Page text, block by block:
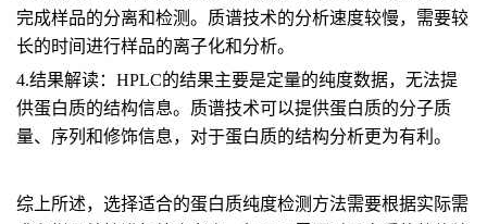
完成样品的分离和检测。质谱技术的分析速度较慢，需要较
长的时间进行样品的离子化和分析。
4.结果解读：HPLC的结果主要是定量的纯度数据，无法提
供蛋白质的结构信息。质谱技术可以提供蛋白质的分子质
量、序列和修饰信息，对于蛋白质的结构分析更为有利。
综上所述，选择适合的蛋白质纯度检测方法需要根据实际需